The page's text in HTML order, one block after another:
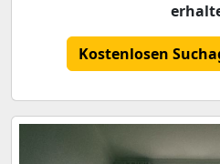
Kostenlosen